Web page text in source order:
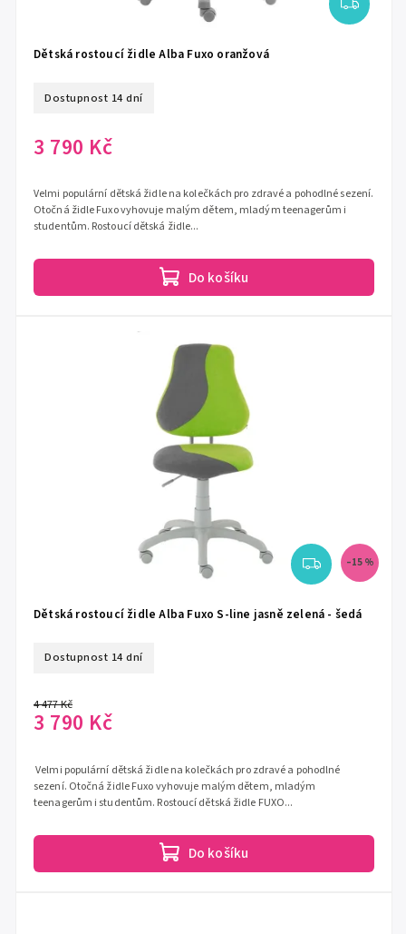
Dětská rostoucí židle Alba Fuxo oranžová
Dostupnost 14 dní
3 790 Kč
Do košíku
Velmi populární dětská židle na kolečkách pro zdravé a pohodlné sezení.
Otočná židle Fuxo vyhovuje malým dětem, mladým teenagerům i
studentům. Rostoucí dětská židle...
–15 %
Dětská rostoucí židle Alba Fuxo S-line jasně zelená - šedá
Dostupnost 14 dní
4 477 Kč
3 790 Kč
Do košíku
Velmi populární dětská židle na kolečkách pro zdravé a pohodlné
sezení. Otočná židle Fuxo vyhovuje malým dětem, mladým
teenagerům i studentům. Rostoucí dětská židle FUXO...